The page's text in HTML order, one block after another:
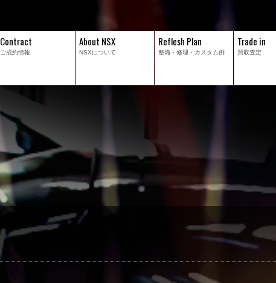
Contract
ご成約情報
About NSX
NSXについて
Reflesh Plan
整備・修理・ カスタム例
Trade in
買取査定